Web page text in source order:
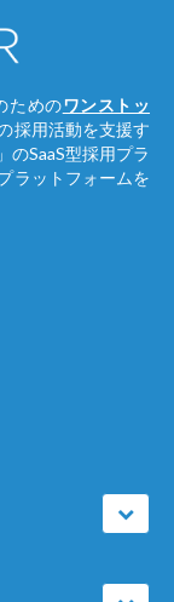
ためのワンストッ
採用活動を支援す
のSaaS型採用プラ
ラットフォームを